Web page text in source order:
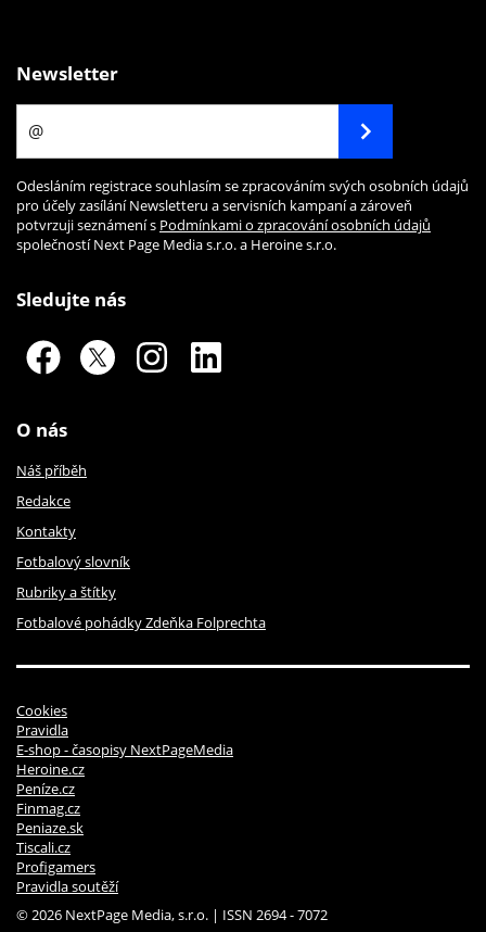
Newsletter
Odesláním registrace souhlasím se zpracováním svých osobních údajů
pro účely zasílání Newsletteru a servisních kampaní a zároveň
potvrzuji seznámení s Podmínkami o zpracování osobních údajů
společností Next Page Media s.r.o. a Heroine s.r.o.
Sledujte nás
O nás
Náš příběh
Redakce
Kontakty
Fotbalový slovník
Rubriky a štítky
Fotbalové pohádky Zdeňka Folprechta
Cookies
Pravidla
E-shop - časopisy NextPageMedia
Heroine.cz
Peníze.cz
Finmag.cz
Peniaze.sk
Tiscali.cz
Profigamers
Pravidla soutěží
© 2026 NextPage Media, s.r.o. | ISSN 2694 - 7072